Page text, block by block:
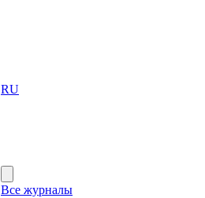
RU
Все журналы